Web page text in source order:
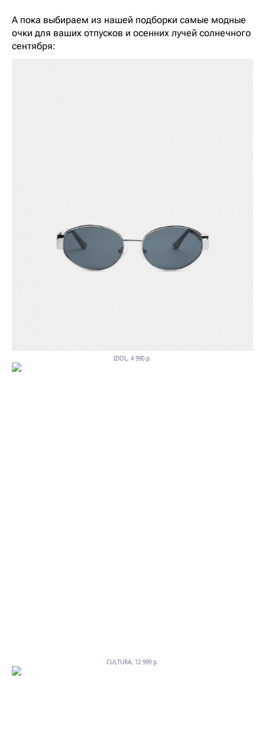
А пока выбираем из нашей подборки самые модные
очки для ваших отпусков и осенних лучей солнечного
сентября:
IDOL, 4 990 p.
CULTURA, 12 999 p.